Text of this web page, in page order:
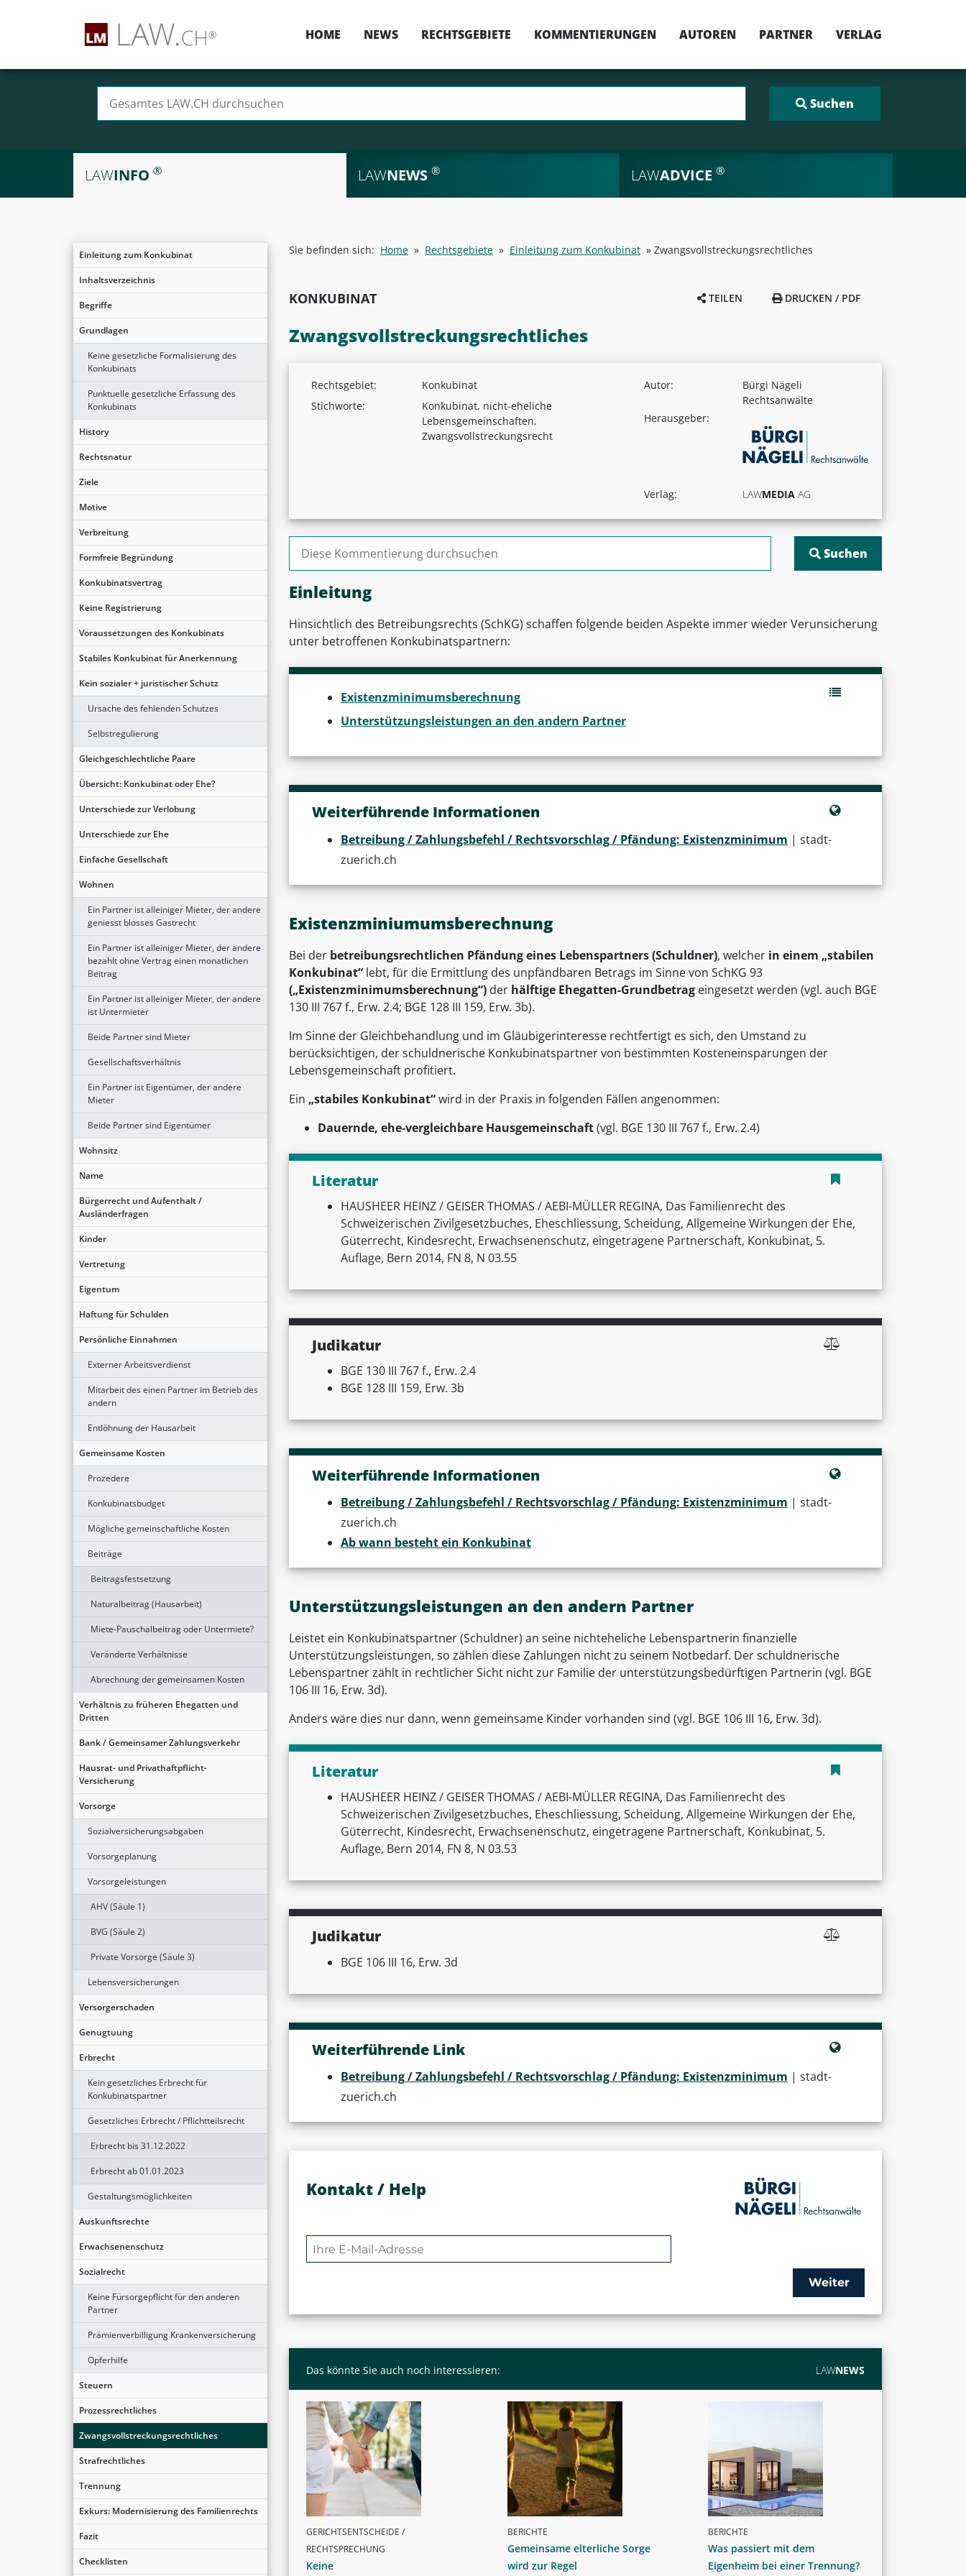
HOME NEWS RECHTSGEBIETE KOMMENTIERUNGEN AUTOREN PARTNER VERLAG
LAWINFO ® LAWNEWS ® LAWADVICE ®
Einleitung zum Konkubinat
Inhaltsverzeichnis
Begriffe
Grundlagen
Keine gesetzliche Formalisierung des
Konkubinats
Punktuelle gesetzliche Erfassung des
Konkubinats
History
Rechtsnatur
Ziele
Motive
Verbreitung
Formfreie Begründung
Konkubinatsvertrag
Keine Registrierung
Voraussetzungen des Konkubinats
Stabiles Konkubinat für Anerkennung
Kein sozialer + juristischer Schutz
Ursache des fehlenden Schutzes
Selbstregulierung
Gleichgeschlechtliche Paare
Übersicht: Konkubinat oder Ehe?
Unterschiede zur Verlobung
Unterschiede zur Ehe
Einfache Gesellschaft
Wohnen
Ein Partner ist alleiniger Mieter, der andere
geniesst blosses Gastrecht
Ein Partner ist alleiniger Mieter, der andere
bezahlt ohne Vertrag einen monatlichen
Beitrag
Ein Partner ist alleiniger Mieter, der andere
ist Untermieter
Beide Partner sind Mieter
Gesellschaftsverhältnis
Ein Partner ist Eigentümer, der andere
Mieter
Beide Partner sind Eigentümer
Wohnsitz
Name
Bürgerrecht und Aufenthalt /
Ausländerfragen
Kinder
Vertretung
Eigentum
Haftung für Schulden
Persönliche Einnahmen
Externer Arbeitsverdienst
Mitarbeit des einen Partner im Betrieb des
andern
Entlöhnung der Hausarbeit
Gemeinsame Kosten
Prozedere
Konkubinatsbudget
Mögliche gemeinschaftliche Kosten
Beiträge
Beitragsfestsetzung
Naturalbeitrag (Hausarbeit)
Miete-Pauschalbeitrag oder Untermiete?
Veränderte Verhältnisse
Abrechnung der gemeinsamen Kosten
Verhältnis zu früheren Ehegatten und
Dritten
Bank / Gemeinsamer Zahlungsverkehr
Hausrat- und Privathaftpflicht-
Versicherung
Vorsorge
Sozialversicherungsabgaben
Vorsorgeplanung
Vorsorgeleistungen
AHV (Säule 1)
BVG (Säule 2)
Private Vorsorge (Säule 3)
Lebensversicherungen
Versorgerschaden
Genugtuung
Erbrecht
Kein gesetzliches Erbrecht für
Konkubinatspartner
Gesetzliches Erbrecht / Pflichtteilsrecht
Erbrecht bis 31.12.2022
Erbrecht ab 01.01.2023
Gestaltungsmöglichkeiten
Auskunftsrechte
Erwachsenenschutz
Sozialrecht
Keine Fürsorgepflicht für den anderen
Partner
Prämienverbilligung Krankenversicherung
Opferhilfe
Steuern
Prozessrechtliches
Zwangsvollstreckungsrechtliches
Strafrechtliches
Trennung
Exkurs: Modernisierung des Familienrechts
Fazit
Checklisten
Sie befinden sich: Home » Rechtsgebiete » Einleitung zum Konkubinat » Zwangsvollstreckungsrechtliches
KONKUBINAT TEILEN DRUCKEN / PDF
Zwangsvollstreckungsrechtliches
Rechtsgebiet:
Konkubinat
Stichworte:
Konkubinat, nicht-eheliche
Lebensgemeinschaften,
Zwangsvollstreckungsrecht
Autor:
Bürgi Nägeli
Rechtsanwälte
Herausgeber:
Verlag: LAWMEDIA AG
Suchen nach:
Einleitung
Hinsichtlich des Betreibungsrechts (SchKG) schaffen folgende beiden Aspekte immer wieder Verunsicherung
unter betroffenen Konkubinatspartnern:
Existenzminimumsberechnung
Unterstützungsleistungen an den andern Partner
Weiterführende Informationen
Betreibung / Zahlungsbefehl / Rechtsvorschlag / Pfändung: Existenzminimum | stadt-
zuerich.ch
Existenzminiumumsberechnung
Bei der betreibungsrechtlichen Pfändung eines Lebenspartners (Schuldner), welcher in einem „stabilen
Konkubinat“ lebt, für die Ermittlung des unpfändbaren Betrags im Sinne von SchKG 93
(„Existenzminimumsberechnung“) der hälftige Ehegatten-Grundbetrag eingesetzt werden (vgl. auch BGE
130 III 767 f., Erw. 2.4; BGE 128 III 159, Erw. 3b).
Im Sinne der Gleichbehandlung und im Gläubigerinteresse rechtfertigt es sich, den Umstand zu
berücksichtigen, der schuldnerische Konkubinatspartner von bestimmten Kosteneinsparungen der
Lebensgemeinschaft profitiert.
Ein „stabiles Konkubinat“wird in der Praxis in folgenden Fällen angenommen:
Dauernde, ehe-vergleichbare Hausgemeinschaft(vgl. BGE 130 III 767 f., Erw. 2.4)
Literatur
HAUSHEER HEINZ / GEISER THOMAS / AEBI-MÜLLER REGINA, Das Familienrecht des
Schweizerischen Zivilgesetzbuches, Eheschliessung, Scheidung, Allgemeine Wirkungen der Ehe,
Güterrecht, Kindesrecht, Erwachsenenschutz, eingetragene Partnerschaft, Konkubinat, 5.
Auflage, Bern 2014, FN 8, N 03.55
Judikatur
BGE 130 III 767 f., Erw. 2.4
BGE 128 III 159, Erw. 3b
Weiterführende Informationen
Betreibung / Zahlungsbefehl / Rechtsvorschlag / Pfändung: Existenzminimum | stadt-
zuerich.ch
Ab wann besteht ein Konkubinat
Unterstützungsleistungen an den andern Partner
Leistet ein Konkubinatspartner (Schuldner) an seine nichteheliche Lebenspartnerin finanzielle
Unterstützungsleistungen, so zählen diese Zahlungen nicht zu seinem Notbedarf. Der schuldnerische
Lebenspartner zählt in rechtlicher Sicht nicht zur Familie der unterstützungsbedürftigen Partnerin (vgl. BGE
106 III 16, Erw. 3d).
Anders wäre dies nur dann, wenn gemeinsame Kinder vorhanden sind (vgl. BGE 106 III 16, Erw. 3d).
Literatur
HAUSHEER HEINZ / GEISER THOMAS / AEBI-MÜLLER REGINA, Das Familienrecht des
Schweizerischen Zivilgesetzbuches, Eheschliessung, Scheidung, Allgemeine Wirkungen der Ehe,
Güterrecht, Kindesrecht, Erwachsenenschutz, eingetragene Partnerschaft, Konkubinat, 5.
Auflage, Bern 2014, FN 8, N 03.53
Judikatur
BGE 106 III 16, Erw. 3d
Weiterführende Link
Betreibung / Zahlungsbefehl / Rechtsvorschlag / Pfändung: Existenzminimum | stadt-
zuerich.ch
Kontakt / Help
Weiter
Das könnte Sie auch noch interessieren: LAWNEWS
GERICHTSENTSCHEIDE /
RECHTSPRECHUNG
Keine
BERICHTE
Gemeinsame elterliche Sorge
wird zur Regel
BERICHTE
Was passiert mit dem
Eigenheim bei einer Trennung?